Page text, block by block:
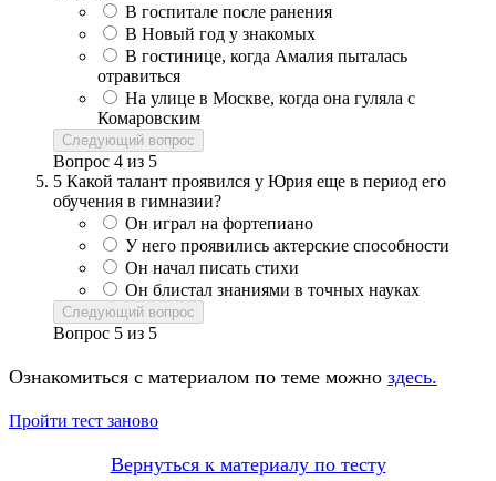
В госпитале после ранения
В Новый год у знакомых
В гостинице, когда Амалия пыталась
отравиться
На улице в Москве, когда она гуляла с
Комаровским
Следующий вопрос
Вопрос 4 из 5
5 Какой талант проявился у Юрия еще в период его
обучения в гимназии?
Он играл на фортепиано
У него проявились актерские способности
Он начал писать стихи
Он блистал знаниями в точных науках
Следующий вопрос
Вопрос 5 из 5
Ознакомиться с материалом по теме можно здесь.
Пройти тест заново
Вернуться к материалу по тесту